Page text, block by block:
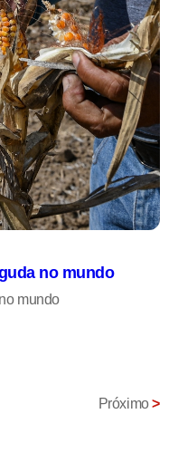
no mundo
mundo
Próximo>